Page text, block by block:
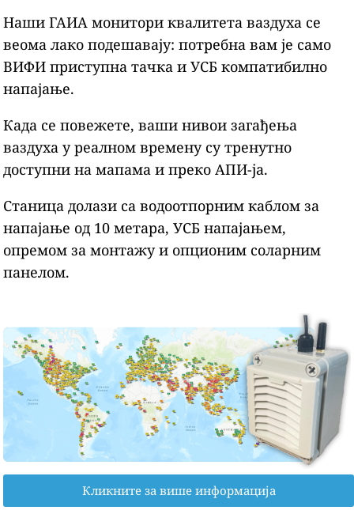
Наши ГАИА монитори квалитета ваздуха се
веома лако подешавају: потребна вам је само
ВИФИ приступна тачка и УСБ компатибилно
напајање.
Када се повежете, ваши нивои загађења
ваздуха у реалном времену су тренутно
доступни на мапама и преко АПИ-ја.
Станица долази са водоотпорним каблом за
напајање од 10 метара, УСБ напајањем,
опремом за монтажу и опционим соларним
панелом.
Кликните за више информација